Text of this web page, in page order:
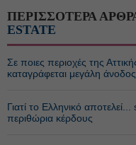
ΠΕΡΙΣΣΟΤΕΡΑ
ESTATE
Σε ποιες περιοχές της
καταγράφεται μεγάλη άνοδος
Γιατί το Ελληνικό
περιθώρια κέρδους